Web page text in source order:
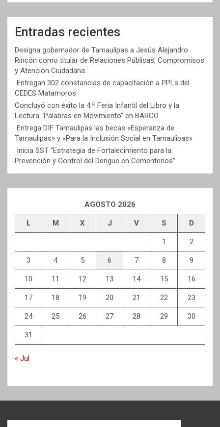
Entradas recientes
Designa gobernador de Tamaulipas a Jesús Alejandro
Rincón como titular de Relaciones Públicas, Compromisos
y Atención Ciudadana
Entregan 302 constancias de capacitación a PPLs del
CEDES Matamoros
Concluyó con éxito la 4.ª Feria Infantil del Libro y la
Lectura “Palabras en Movimiento” en BARCO
Entrega DIF Tamaulipas las becas «Esperanza de
Tamaulipas» y «Para la Inclusión Social en Tamaulipas»
Inicia SST “Estrategia de Fortalecimiento para la
Prevención y Control del Dengue en Cementerios”
AGOSTO 2026
L M X J V S D
1 2
3 4 5 6 7 8 9
10 11 12 13 14 15 16
17 18 19 20 21 22 23
24 25 26 27 28 29 30
31
« Jul